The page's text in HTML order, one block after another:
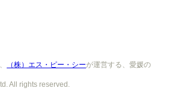
（株）エス・ピー・シーが運営する、愛媛の
All rights reserved.